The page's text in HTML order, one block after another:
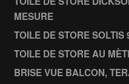
MESURE
TOILE DE STORE SOLTIS
TOILE DE STORE AU
BRISE VUE BALCON,